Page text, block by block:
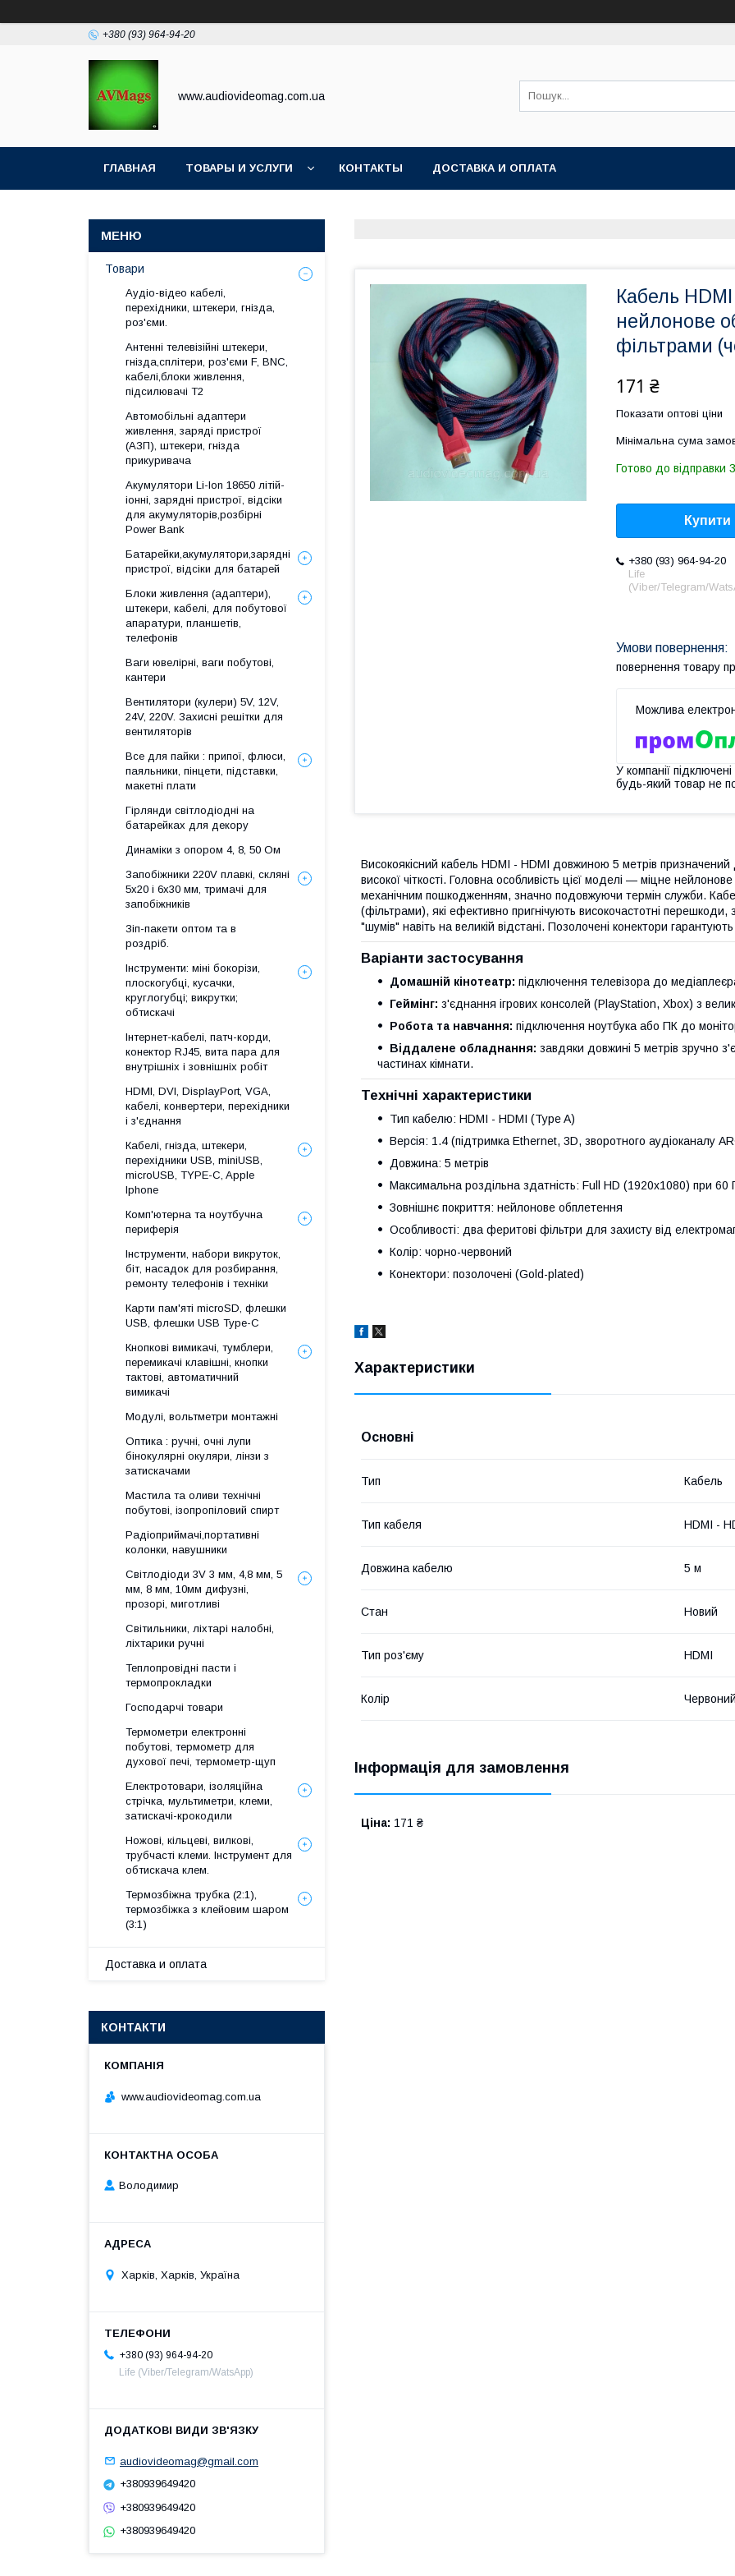
+380 (93) 964-94-20
www.audiovideomag.com.ua
ГЛАВНАЯ ТОВАРЫ И УСЛУГИ КОНТАКТЫ ДОСТАВКА И ОПЛАТА
Кабель
нейлонове
фільтрами
171 ₴
Показати оптові ціни
Мінімальна сума
Готово до відправки
Купити
+380 (93) 964-94-20
Life
(Viber/Telegram/
повернення товару
У компанії
будь-який товар не
Високоякісний кабель HDMI - HDMI довжиною 5 метрів
високої чіткості. Головна особливість цієї моделі — міцне
механічним пошкодженням, значно подовжуючи термін служби.
(фільтрами), які ефективно пригнічують високочастотні перешкоди,
"шумів" навіть на великій відстані. Позолочені конектори гарантують
Варіанти застосування
Домашній кінотеатр: підключення телевізора до
Геймінг: з'єднання ігрових консолей (PlayStation, Xbox) з
Робота та навчання: підключення ноутбука або ПК до
Віддалене обладнання: завдяки довжині 5 метрів зручно
частинах кімнати.
Технічні характеристики
Тип кабелю: HDMI - HDMI (Type A)
Версія: 1.4 (підтримка Ethernet, 3D, зворотного аудіоканалу
Довжина: 5 метрів
Максимальна роздільна здатність: Full HD (1920x1080) при 60
Зовнішнє покриття: нейлонове обплетення
Особливості: два феритові фільтри для захисту від
Колір: чорно-червоний
Конектори: позолочені (Gold-plated)
Характеристики
Основні
Тип Кабель
Тип кабеля HDMI -
Довжина кабелю 5 м
Стан Новий
Тип роз'єму HDMI
Колір Червоний
Інформація для замовлення
Ціна: 171 ₴
Товари
Аудіо-відео кабелі,
перехідники, штекери, гнізда,
роз'єми.
Антенні телевізійні штекери,
гнізда,сплітери, роз'єми F, BNC,
кабелі,блоки живлення,
підсилювачі Т2
Автомобільні адаптери
живлення, заряді пристрої
(АЗП), штекери, гнізда
прикуривача
Акумулятори Li-Ion 18650 літій-
іонні, зарядні пристрої, відсіки
для акумуляторів,розбірні
Power Bank
Батарейки,акумулятори,зарядні
пристрої, відсіки для батарей
Блоки живлення (адаптери),
штекери, кабелі, для побутової
апаратури, планшетів,
телефонів
Ваги ювелірні, ваги побутові,
кантери
Вентилятори (кулери) 5V, 12V,
24V, 220V. Захисні решітки для
вентиляторів
Все для пайки : припої, флюси,
паяльники, пінцети, підставки,
макетні плати
Гірлянди світлодіодні на
батарейках для декору
Динаміки з опором 4, 8, 50 Ом
Запобіжники 220V плавкі, скляні
5x20 і 6х30 мм, тримачі для
запобіжників
Зіп-пакети оптом та в
роздріб.
Інструменти: міні бокорізи,
плоскогубці, кусачки,
круглогубці; викрутки;
обтискачі
Інтернет-кабелі, патч-корди,
конектор RJ45, вита пара для
внутрішніх і зовнішніх робіт
HDMI, DVI, DisplayPort, VGA,
кабелі, конвертери, перехідники
і з'єднання
Кабелі, гнізда, штекери,
перехідники USB, miniUSB,
microUSB, TYPE-C, Apple
Iphone
Комп'ютерна та ноутбучна
периферія
Інструменти, набори викруток,
біт, насадок для розбирання,
ремонту телефонів і техніки
Карти пам'яті microSD, флешки
USB, флешки USB Type-C
Кнопкові вимикачі, тумблери,
перемикачі клавішні, кнопки
тактові, автоматичний
вимикачі
Модулі, вольтметри монтажні
Оптика : ручні, очні лупи
бінокулярні окуляри, лінзи з
затискачами
Мастила та оливи технічні
побутові, ізопропіловий спирт
Радіоприймачі,портативні
колонки, навушники
Світлодіоди 3V 3 мм, 4,8 мм, 5
мм, 8 мм, 10мм дифузні,
прозорі, миготливі
Світильники, ліхтарі налобні,
ліхтарики ручні
Теплопровідні пасти і
термопрокладки
Господарчі товари
Термометри електронні
побутові, термометр для
духової печі, термометр-щуп
Електротовари, ізоляційна
стрічка, мультиметри, клеми,
затискачі-крокодили
Ножові, кільцеві, вилкові,
трубчасті клеми. Інструмент для
обтискача клем.
Термозбіжна трубка (2:1),
термозбіжка з клейовим шаром
(3:1)
Доставка и оплата
КОНТАКТИ
www.audiovideomag.com.ua
Володимир
Харків, Харків, Україна
+380 (93) 964-94-20
Life (Viber/Telegram/WatsApp)
audiovideomag@gmail.com
+380939649420
+380939649420
+380939649420